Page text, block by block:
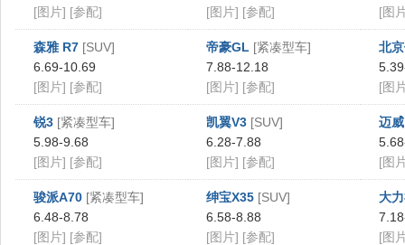
[图片] [参配]
[图片] [参配]
[图
森雅 R7 [SUV]
6.69-10.69
[图片] [参配]
帝豪GL [紧凑型车]
7.88-12.18
[图片] [参配]
北
[图
锐3 [紧凑型车]
5.98-9.68
[图片] [参配]
凯翼V3 [SUV]
6.28-7.88
[图片] [参配]
迈威
[图
骏派A70 [紧凑型车]
6.48-8.78
[图片] [参配]
绅宝X35 [SUV]
6.58-8.88
[图片] [参配]
大
[图